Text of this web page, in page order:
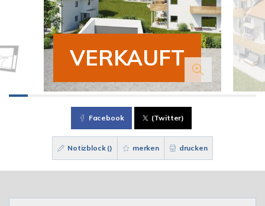
VERKAUFT
Facebook (Twitter)
Notizblock () merken drucken